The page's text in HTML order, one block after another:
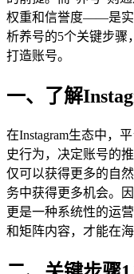
权重和信誉度——是实
析养号的5个关键步骤
打造账号。
一、了解
在Instagram生态中，
史行为，决定账号的
仅可以获得更多的自
务中获得更多机会。
更是一种系统性的运
和矩阵内容，才能在